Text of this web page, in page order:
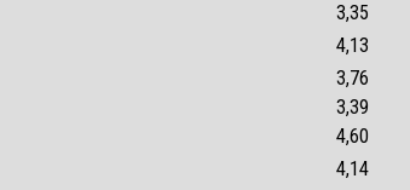
3,35
4,13
3,76
3,39
4,60
4,14